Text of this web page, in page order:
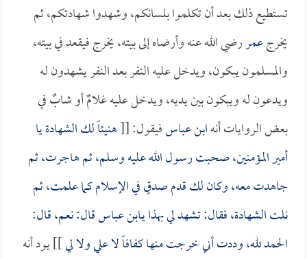
تستطيع ذلك بعد أن تكلموا بلسانكم، وشهدوا شهادتكم، ثم
يخرجعمررضي الله عنه وأرضاه إلى بيته، يخرج فيقعد في بيته،
والمسلمون يبكون، ويدخل عليه النفر بعد النفر يشهدون له
ويدعون له ويبكون بين يديه، ويدخل عليه غلامٌ أو شابٌ في
بعض الروايات أنهابن عباسفيقول: [[هنيئاً لك الشهادة يا
أمير المؤمنين، صحبت رسول الله عليه وسلم، ثم هاجرت، ثم
جاهدت معه، وكان لك قدم صدقٍ في الإسلام كما علمت، ثم
نلت الشهادة، فقال: تشهد لي بهذا يـابن عباسقال: نعم، قال:
الحمد لله، وددت أني خرجت منها كفافاً لا علي ولا لي]] يود أنه